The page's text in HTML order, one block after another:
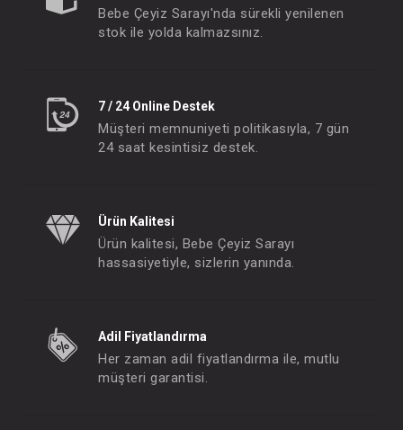
Bebe Çeyiz Sarayı'nda sürekli yenilenen
stok ile yolda kalmazsınız.
7 / 24 Online Destek
Müşteri memnuniyeti politikasıyla, 7 gün
24 saat kesintisiz destek.
Ürün Kalitesi
Ürün kalitesi, Bebe Çeyiz Sarayı
hassasiyetiyle, sizlerin yanında.
Adil Fiyatlandırma
Her zaman adil fiyatlandırma ile, mutlu
müşteri garantisi.